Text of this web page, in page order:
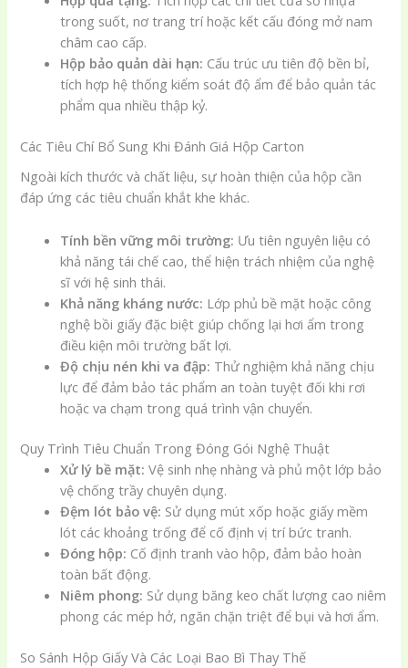
trong suốt, nơ trang trí hoặc kết cấu đóng mở nam
châm cao cấp.
Hộp bảo quản dài hạn: Cấu trúc ưu tiên độ bền bỉ,
tích hợp hệ thống kiểm soát độ ẩm để bảo quản tác
phẩm qua nhiều thập kỷ.
Các Tiêu Chí Bổ Sung Khi Đánh Giá Hộp Carton
Ngoài kích thước và chất liệu, sự hoàn thiện của hộp cần
đáp ứng các tiêu chuẩn khắt khe khác.
Tính bền vững môi trường: Ưu tiên nguyên liệu có
khả năng tái chế cao, thể hiện trách nhiệm của nghệ
sĩ với hệ sinh thái.
Khả năng kháng nước: Lớp phủ bề mặt hoặc công
nghệ bồi giấy đặc biệt giúp chống lại hơi ẩm trong
điều kiện môi trường bất lợi.
Độ chịu nén khi va đập: Thử nghiệm khả năng chịu
lực để đảm bảo tác phẩm an toàn tuyệt đối khi rơi
hoặc va chạm trong quá trình vận chuyển.
Quy Trình Tiêu Chuẩn Trong Đóng Gói Nghệ Thuật
Xử lý bề mặt: Vệ sinh nhẹ nhàng và phủ một lớp bảo
vệ chống trầy chuyên dụng.
Đệm lót bảo vệ: Sử dụng mút xốp hoặc giấy mềm
lót các khoảng trống để cố định vị trí bức tranh.
Đóng hộp: Cố định tranh vào hộp, đảm bảo hoàn
toàn bất động.
Niêm phong: Sử dụng băng keo chất lượng cao niêm
phong các mép hở, ngăn chặn triệt để bụi và hơi ẩm.
So Sánh Hộp Giấy Và Các Loại Bao Bì Thay Thế